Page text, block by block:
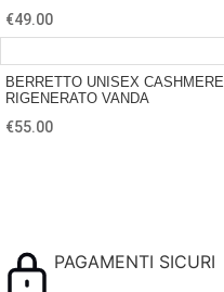
€49.00
BERRETTO UNISEX CASHMERE
RIGENERATO VANDA
€55.00
PAGAMENTI SICURI